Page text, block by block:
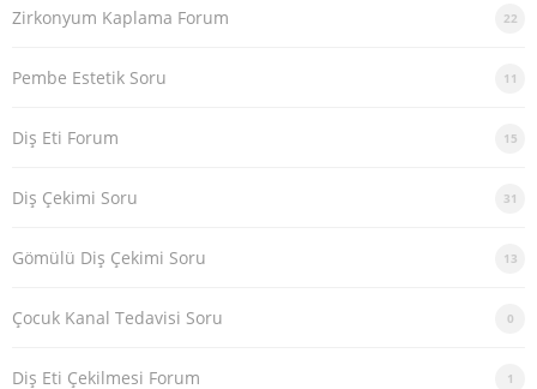
Zirkonyum Kaplama Forum 22
Pembe Estetik Soru 11
Diş Eti Forum 15
Diş Çekimi Soru 31
Gömülü Diş Çekimi Soru 13
Çocuk Kanal Tedavisi Soru 0
Diş Eti Çekilmesi Forum 1